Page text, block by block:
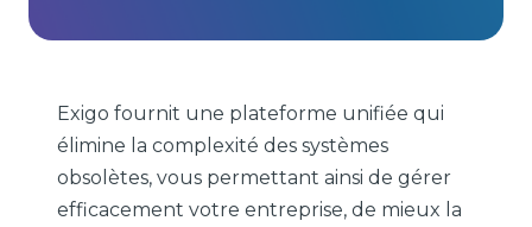
Exigo fournit une plateforme unifiée qui
élimine la complexité des systèmes
obsolètes, vous permettant ainsi de gérer
efficacement votre entreprise, de mieux la